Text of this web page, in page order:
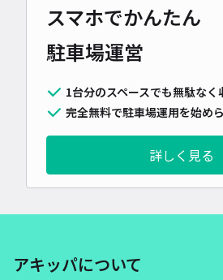
スマホでかんたん
駐車場運営
1台分のスペースでも無駄なく
完全無料で駐車場運用を始め
詳しく見る
アキッパについて